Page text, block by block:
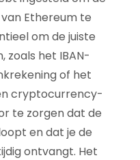
Ethereum te
om de juiste
zoals het IBAN-
of het
cryptocurrency-
te zorgen dat de
en dat je de
ontvangt. Het